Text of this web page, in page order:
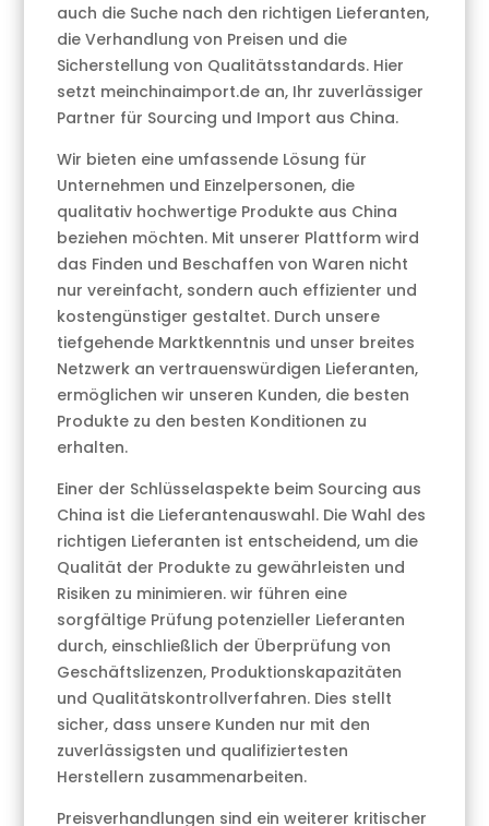
auch die Suche nach den richtigen Lieferanten,
die Verhandlung von Preisen und die
Sicherstellung von Qualitätsstandards. Hier
setzt meinchinaimport.de an, Ihr zuverlässiger
Partner für Sourcing und Import aus China.
Wir bieten eine umfassende Lösung für
Unternehmen und Einzelpersonen, die
qualitativ hochwertige Produkte aus China
beziehen möchten. Mit unserer Plattform wird
das Finden und Beschaffen von Waren nicht
nur vereinfacht, sondern auch effizienter und
kostengünstiger gestaltet. Durch unsere
tiefgehende Marktkenntnis und unser breites
Netzwerk an vertrauenswürdigen Lieferanten,
ermöglichen wir unseren Kunden, die besten
Produkte zu den besten Konditionen zu
erhalten.
Einer der Schlüsselaspekte beim Sourcing aus
China ist die Lieferantenauswahl. Die Wahl des
richtigen Lieferanten ist entscheidend, um die
Qualität der Produkte zu gewährleisten und
Risiken zu minimieren. wir führen eine
sorgfältige Prüfung potenzieller Lieferanten
durch, einschließlich der Überprüfung von
Geschäftslizenzen, Produktionskapazitäten
und Qualitätskontrollverfahren. Dies stellt
sicher, dass unsere Kunden nur mit den
zuverlässigsten und qualifiziertesten
Herstellern zusammenarbeiten.
Preisverhandlungen sind ein weiterer kritischer